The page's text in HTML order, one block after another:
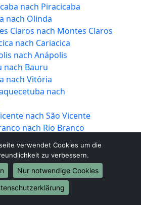
nach Piracicaba
nach Olinda
Claros nach Montes Claros
nach Cariacica
nach Anápolis
nach Bauru
nach Vitória
nach
nach São Vicente
nach Rio Branco
nach Canoas
nach Franca
Grossa nach Ponta Grossa
nach Blumenau
nach Paulista
verwendet Cookies um die
zu verbessern.
Nur notwendige Cookies